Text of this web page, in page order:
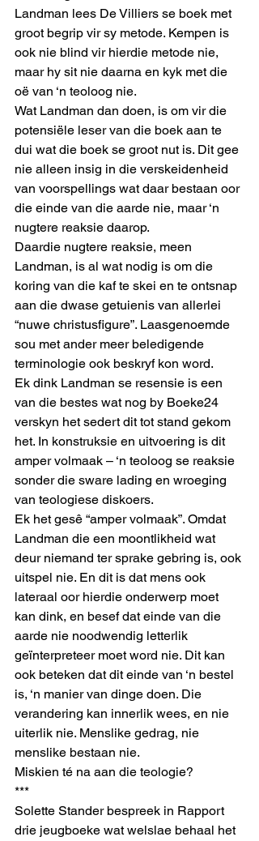
Landman lees De Villiers se boek met
groot begrip vir sy metode. Kempen is
ook nie blind vir hierdie metode nie,
maar hy sit nie daarna en kyk met die
oë van ‘n teoloog nie.
Wat Landman dan doen, is om vir die
potensiële leser van die boek aan te
dui wat die boek se groot nut is. Dit gee
nie alleen insig in die verskeidenheid
van voorspellings wat daar bestaan oor
die einde van die aarde nie, maar ‘n
nugtere reaksie daarop.
Daardie nugtere reaksie, meen
Landman, is al wat nodig is om die
koring van die kaf te skei en te ontsnap
aan die dwase getuienis van allerlei
“nuwe christusfigure”. Laasgenoemde
sou met ander meer beledigende
terminologie ook beskryf kon word.
Ek dink Landman se resensie is een
van die bestes wat nog by Boeke24
verskyn het sedert dit tot stand gekom
het. In konstruksie en uitvoering is dit
amper volmaak – ‘n teoloog se reaksie
sonder die sware lading en wroeging
van teologiese diskoers.
Ek het gesê “amper volmaak”. Omdat
Landman die een moontlikheid wat
deur niemand ter sprake gebring is, ook
uitspel nie. En dit is dat mens ook
lateraal oor hierdie onderwerp moet
kan dink, en besef dat einde van die
aarde nie noodwendig letterlik
geïnterpreteer moet word nie. Dit kan
ook beteken dat dit einde van ‘n bestel
is, ‘n manier van dinge doen. Die
verandering kan innerlik wees, en nie
uiterlik nie. Menslike gedrag, nie
menslike bestaan nie.
Miskien té na aan die teologie?
***
Solette Stander bespreek in Rapport
drie jeugboeke wat welslae behaal het